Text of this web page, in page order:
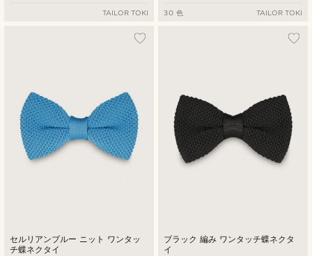
TAILOR TOKI 30 色 TAILOR TOKI
セルリアンブルー ニット ワンタッ
チ蝶ネクタイ
ブラック 編み ワンタッチ蝶ネクタ
イ